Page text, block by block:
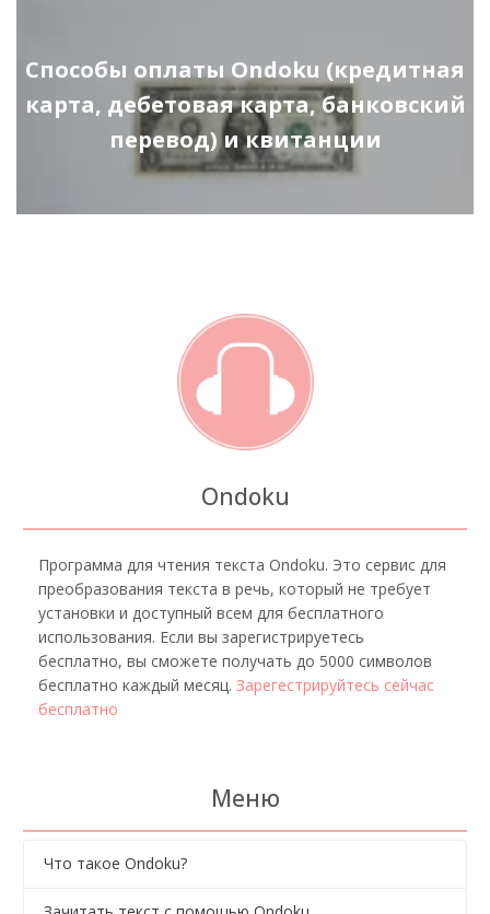
Способы оплаты Ondoku (кредитная
карта, дебетовая карта, банковский
перевод) и квитанции
Ondoku
Программа для чтения текста Ondoku. Это сервис для
преобразования текста в речь, который не требует
установки и доступный всем для бесплатного
использования. Если вы зарегистрируетесь
бесплатно, вы сможете получать до 5000 символов
бесплатно каждый месяц. Зарегестрируйтесь сейчас
бесплатно
Меню
Что такое Ondoku?